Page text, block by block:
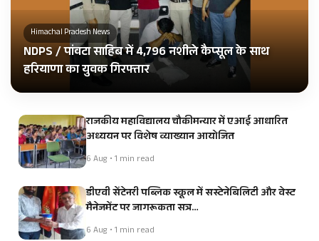
Himachal Pradesh News
NDPS / पांवटा साहिब में 4,796 नशीले कैप्सूल के साथ
हरियाणा का युवक गिरफ्तार
राजकीय महाविद्यालय चौकीमन्यार में एआई आधारित
अध्ययन पर विशेष व्याख्यान आयोजित
6 Aug • 1 min read
डीएवी सेंटेनरी पब्लिक स्कूल में सस्टेनेबिलिटी और वेस्ट
मैनेजमेंट पर जागरूकता सत्र…
6 Aug • 1 min read